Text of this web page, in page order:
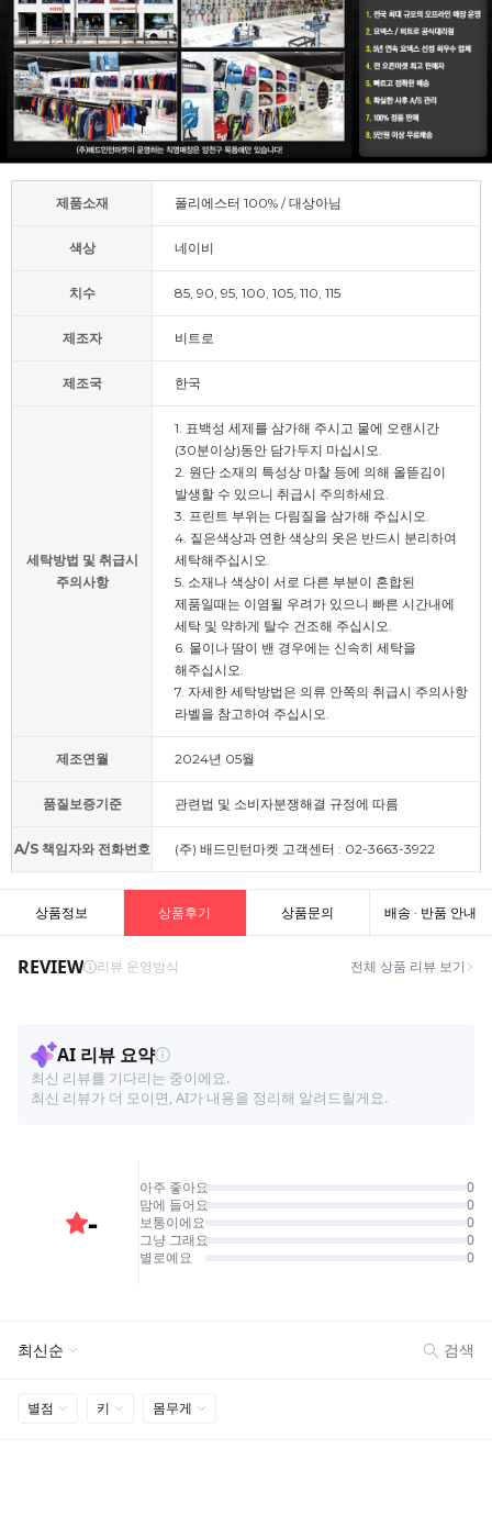
제품소재 폴리에스터 100% / 대상아님
색상 네이비
치수 85, 90, 95, 100, 105, 110, 115
제조자 비트로
제조국 한국
세탁방법 및 취급시
주의사항
1. 표백성 세제를 삼가해 주시고 물에 오랜시간
(30분이상)동안 담가두지 마십시오.
2. 원단 소재의 특성상 마찰 등에 의해 올뜯김이
발생할 수 있으니 취급시 주의하세요.
3. 프린트 부위는 다림질을 삼가해 주십시오.
4. 짙은색상과 연한 색상의 옷은 반드시 분리하여
세탁해주십시오.
5. 소재나 색상이 서로 다른 부분이 혼합된
제품일때는 이염될 우려가 있으니 빠른 시간내에
세탁 및 약하게 탈수 건조해 주십시오.
6. 물이나 땀이 밴 경우에는 신속히 세탁을
해주십시오.
7. 자세한 세탁방법은 의류 안쪽의 취급시 주의사항
라벨을 참고하여 주십시오.
제조연월 2024년 05월
품질보증기준 관련법 및 소비자분쟁해결 규정에 따름
A/S 책임자와 전화번호 (주) 배드민턴마켓 고객센터 : 02-3663-3922
상품정보 상품후기 상품문의 배송 · 반품 안내